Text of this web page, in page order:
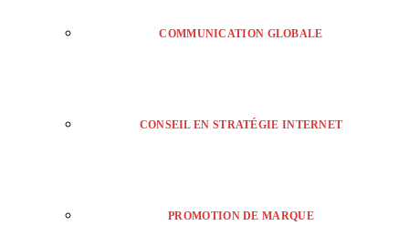
COMMUNICATION GLOBALE
CONSEIL EN STRATÉGIE INTERNET
PROMOTION DE MARQUE